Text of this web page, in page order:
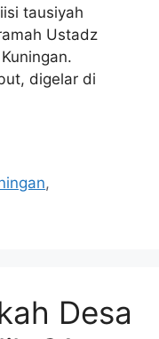
tausiyah
Ustadz
digelar di
,
Desa